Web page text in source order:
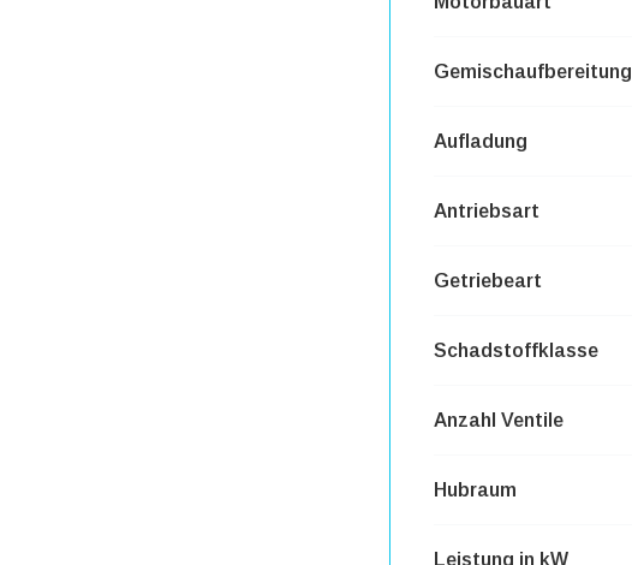
Gemischaufbereitung
Aufladung
Antriebsart
Getriebeart
Schadstoffklasse
Anzahl Ventile
Hubraum
Leistung in kW